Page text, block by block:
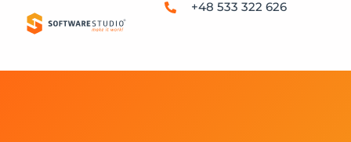
+48 533 322 626